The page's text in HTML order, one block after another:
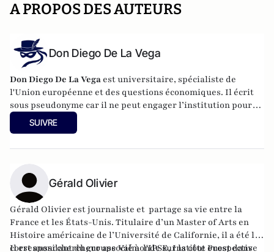
A PROPOS DES AUTEURS
Don Diego De La Vega
Don Diego De La Vega est universitaire, spécialiste de
l'Union européenne et des questions économiques. Il écrit
sous pseudonyme car il ne peut engager l’institution pour
laquelle il travaille.
SUIVRE
Gérald Olivier
Gérald Olivier est journaliste et partage sa vie entre la
France et les États-Unis. Titulaire d’un Master of Arts en
Histoire américaine de l’Université de Californie, il a été le
correspondant du groupe Valmonde sur la côte ouest dans
Il est aussi chercheur associé à l'IPSE, Institut Prospective